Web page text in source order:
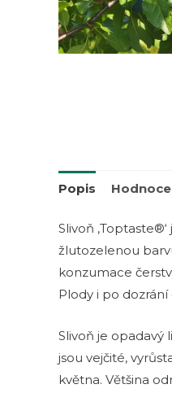
Popis
Slivoň
žlutozelenou
konzumace
Plody i po
Slivoň je opadavý
jsou vejčité,
května. Většina